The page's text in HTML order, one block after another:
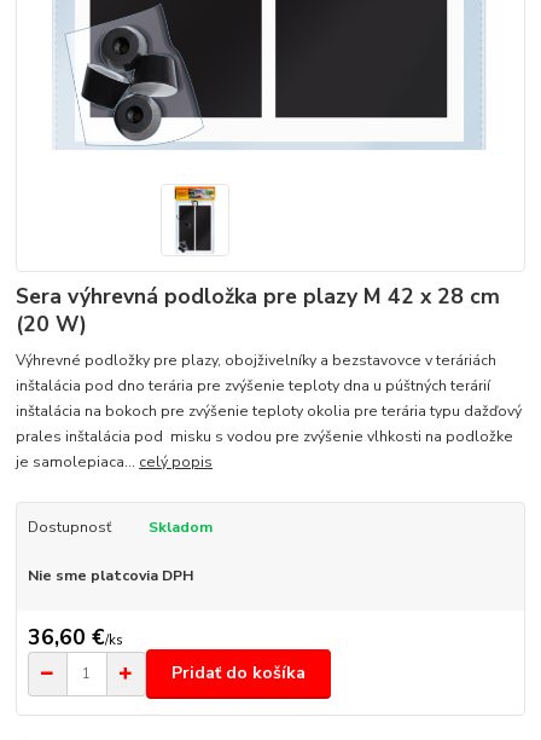
Sera výhrevná podložka pre plazy M 42 x 28 cm
(20 W)
Výhrevné podložky pre plazy, obojživelníky a bezstavovce v teráriách
inštalácia pod dno terária pre zvýšenie teploty dna u púštných terárií
inštalácia na bokoch pre zvýšenie teploty okolia pre terária typu dažďový
prales inštalácia pod misku s vodou pre zvýšenie vlhkosti na podložke
je samolepiaca... celý popis
Dostupnosť Skladom
Nie sme platcovia DPH
36,60 €/ks
Pridať do košíka